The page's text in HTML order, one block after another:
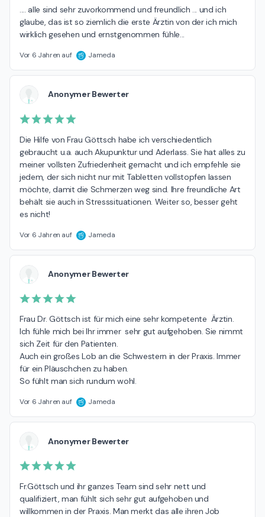
.... alle sind sehr zuvorkommend und freundlich ... und ich
glaube, das ist so ziemlich die erste Ärztin von der ich mich
wirklich gesehen und ernstgenommen fühle...
Vor 6 Jahren auf Jameda
Anonymer Bewerter
Die Hilfe von Frau Göttsch habe ich verschiedentlich
gebraucht u.a. auch Akupunktur und Aderlass. Sie hat alles zu
meiner vollsten Zufriedenheit gemacht und ich empfehle sie
jedem, der sich nicht nur mit Tabletten vollstopfen lassen
möchte, damit die Schmerzen weg sind. Ihre freundliche Art
behält sie auch in Stresssituationen. Weiter so, besser geht
es nicht!
Vor 6 Jahren auf Jameda
Anonymer Bewerter
Frau Dr. Göttsch ist für mich eine sehr kompetente  Ärztin.
Ich fühle mich bei Ihr immer  sehr gut aufgehoben. Sie nimmt
sich Zeit für den Patienten.
Auch ein großes Lob an die Schwestern in der Praxis. Immer
für ein Pläuschchen zu haben.
So fühlt man sich rundum wohl.
Vor 6 Jahren auf Jameda
Anonymer Bewerter
Fr.Göttsch und ihr ganzes Team sind sehr nett und
qualifiziert, man fühlt sich sehr gut aufgehoben und
willkommen in der Praxis. Man merkt das alle ihren Job